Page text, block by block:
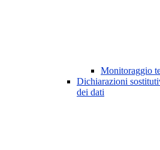
Monitoraggio
Dichiarazioni
dei dati